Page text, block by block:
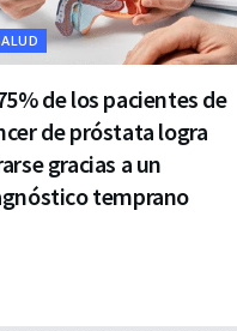
de los pacientes de
de próstata logra
gracias a un
temprano